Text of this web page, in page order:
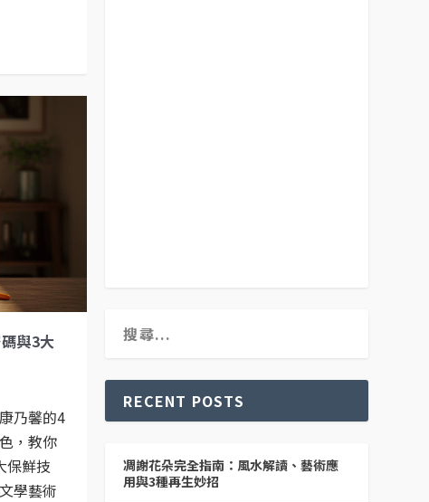
與3大
乃馨的4
，教你
保鮮技
學藝術
RECENT POSTS
凋謝花朵完全指南：風水解讀、藝術應
用與3種再生妙招